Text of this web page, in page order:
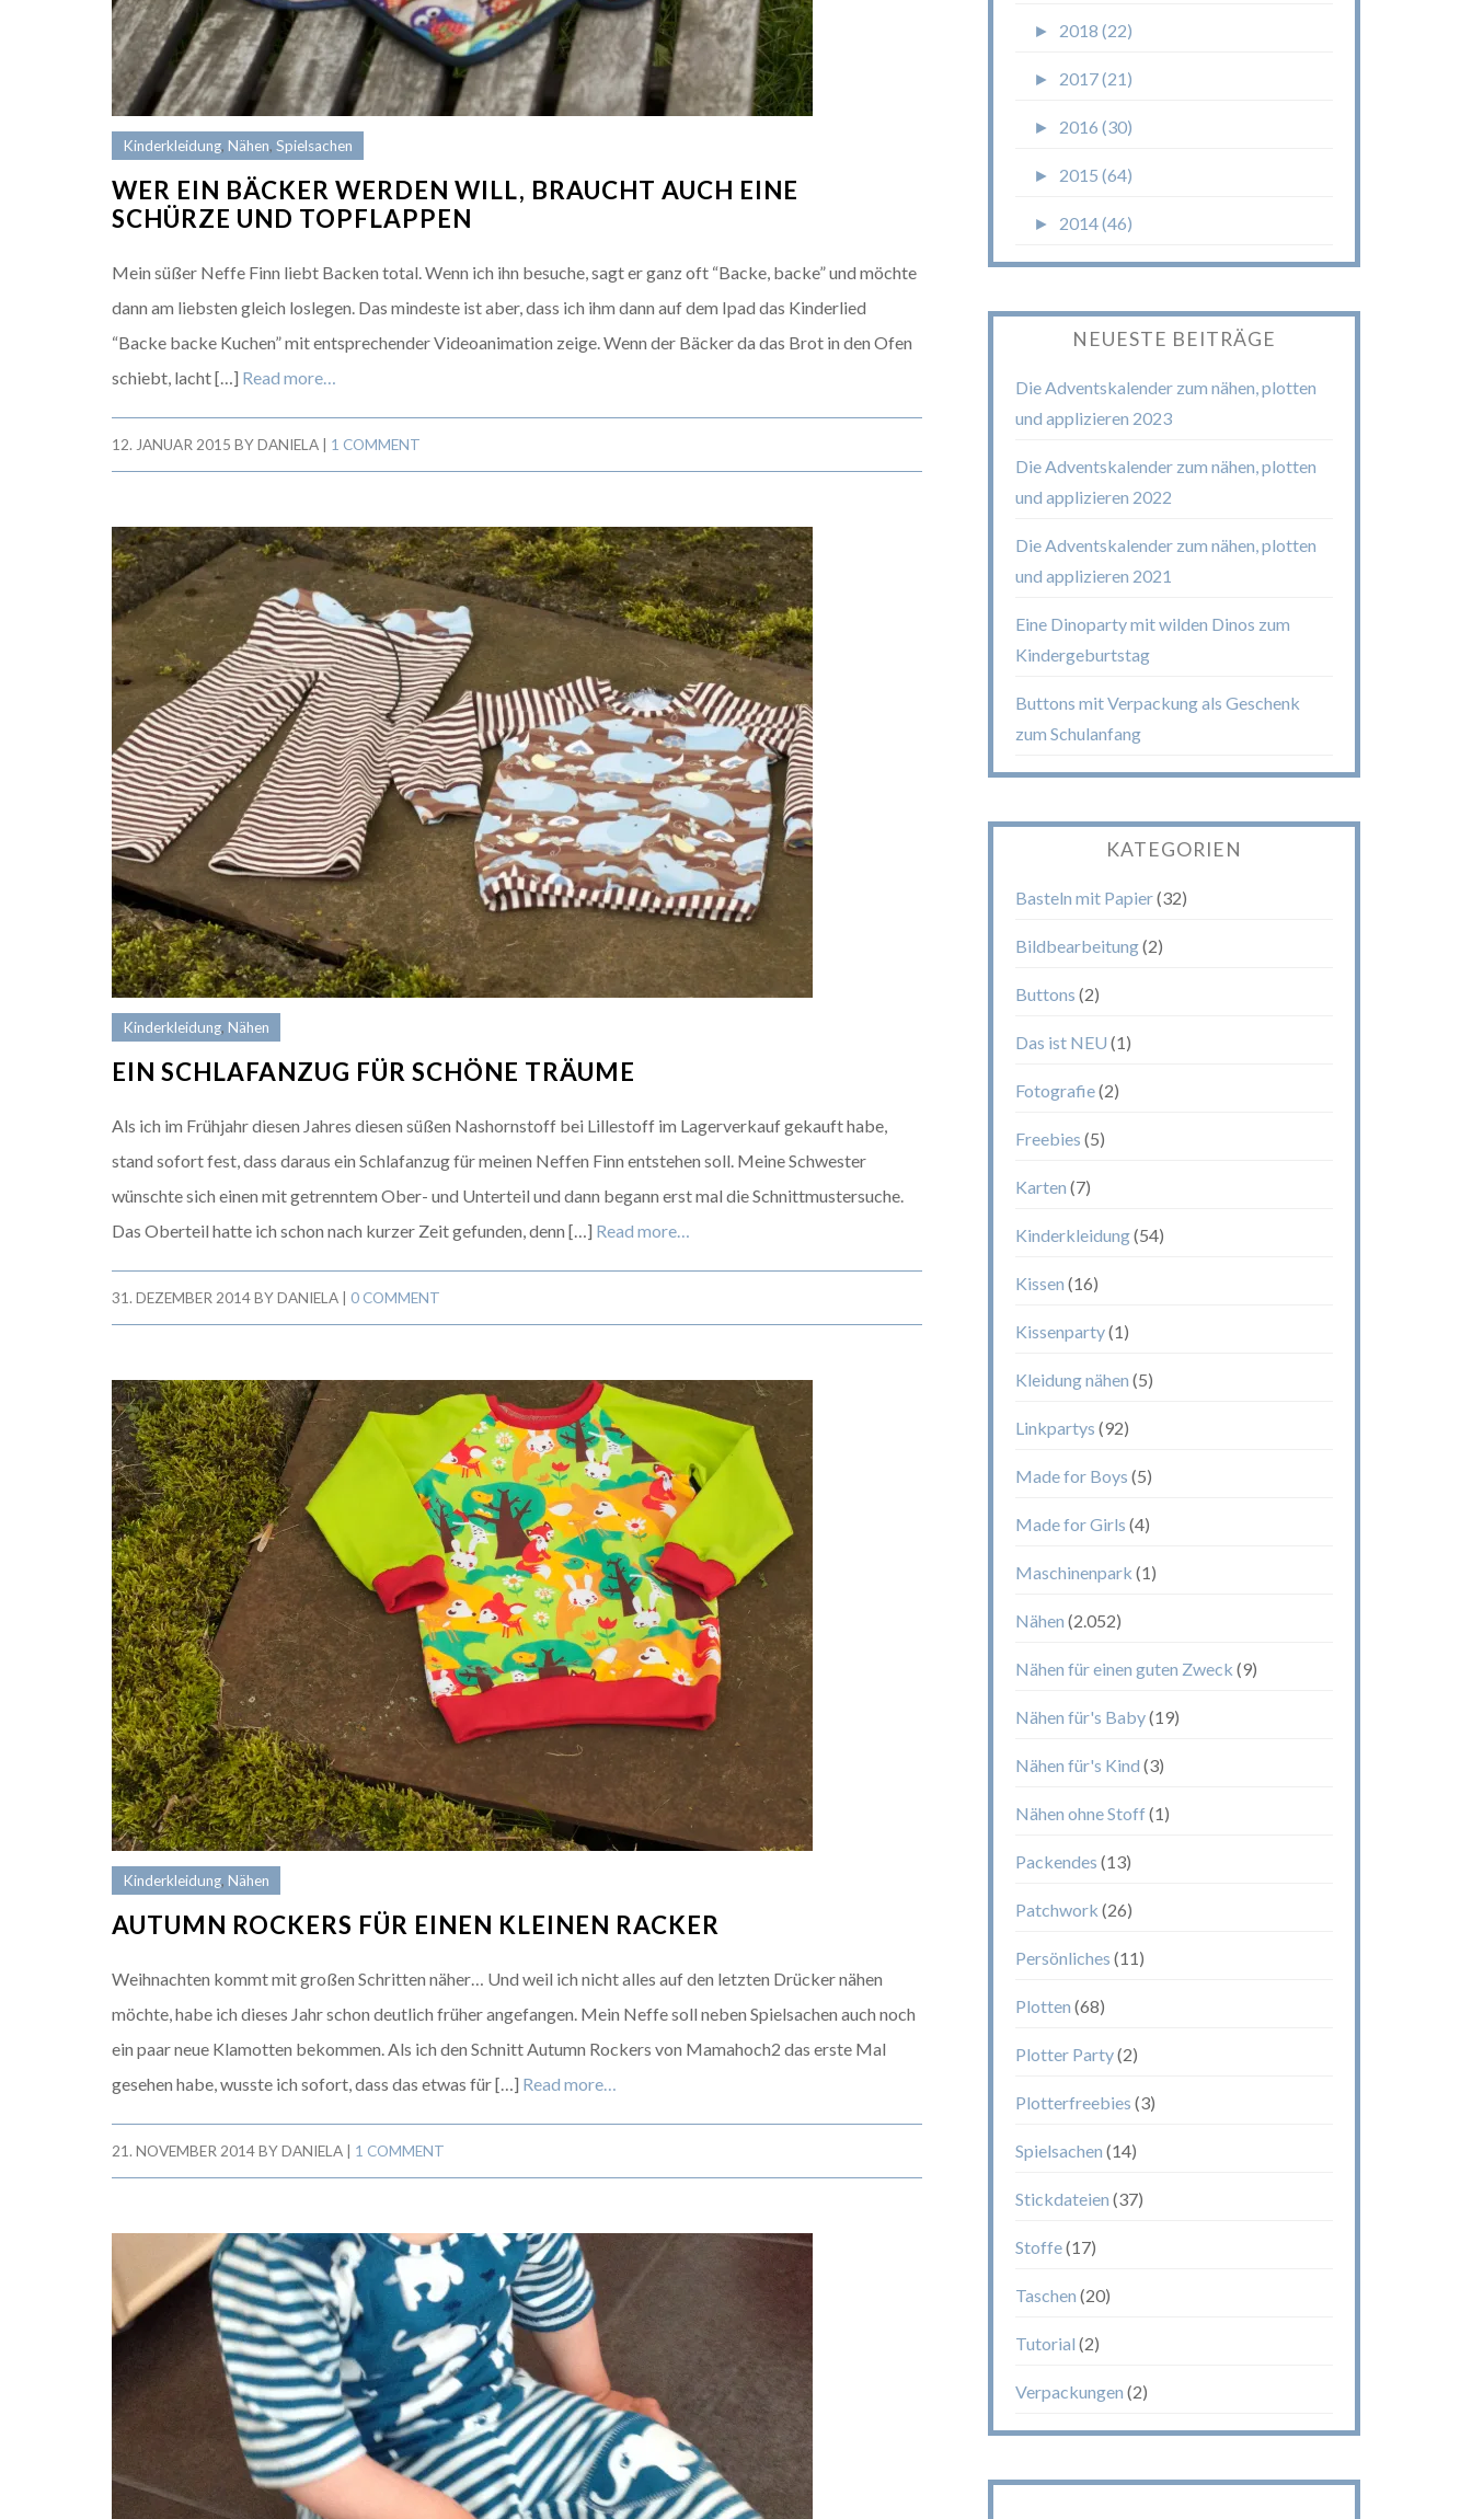
Kinderkleidung, Nähen, Spielsachen
WER EIN BÄCKER WERDEN WILL, BRAUCHT AUCH EINE
SCHÜRZE UND TOPFLAPPEN
Mein süßer Neffe Finn liebt Backen total. Wenn ich ihn besuche, sagt er ganz oft “Backe, backe” und möchte
dann am liebsten gleich loslegen. Das mindeste ist aber, dass ich ihm dann auf dem Ipad das Kinderlied
“Backe backe Kuchen” mit entsprechender Videoanimation zeige. Wenn der Bäcker da das Brot in den Ofen
schiebt, lacht […] Read more…
12. JANUAR 2015 BYDANIELA 1 COMMENT
Kinderkleidung, Nähen
EIN SCHLAFANZUG FÜR SCHÖNE TRÄUME
Als ich im Frühjahr diesen Jahres diesen süßen Nashornstoff bei Lillestoff im Lagerverkauf gekauft habe,
stand sofort fest, dass daraus ein Schlafanzug für meinen Neffen Finn entstehen soll. Meine Schwester
wünschte sich einen mit getrenntem Ober- und Unterteil und dann begann erst mal die Schnittmustersuche.
Das Oberteil hatte ich schon nach kurzer Zeit gefunden, denn […] Read more…
31. DEZEMBER 2014BYDANIELA 0 COMMENT
Kinderkleidung, Nähen
AUTUMN ROCKERS FÜR EINEN KLEINEN RACKER
Weihnachten kommt mit großen Schritten näher… Und weil ich nicht alles auf den letzten Drücker nähen
möchte, habe ich dieses Jahr schon deutlich früher angefangen. Mein Neffe soll neben Spielsachen auch noch
ein paar neue Klamotten bekommen. Als ich den Schnitt Autumn Rockers von Mamahoch2 das erste Mal
gesehen habe, wusste ich sofort, dass das etwas für […] Read more…
21. NOVEMBER 2014BYDANIELA 1 COMMENT
► 2018 (22)
► 2017 (21)
► 2016 (30)
► 2015 (64)
► 2014 (46)
NEUESTE BEITRÄGE
Die Adventskalender zum nähen, plotten
und applizieren 2023
Die Adventskalender zum nähen, plotten
und applizieren 2022
Die Adventskalender zum nähen, plotten
und applizieren 2021
Eine Dinoparty mit wilden Dinos zum
Kindergeburtstag
Buttons mit Verpackung als Geschenk
zum Schulanfang
KATEGORIEN
Basteln mit Papier(32)
Bildbearbeitung(2)
Buttons (2)
Das ist NEU (1)
Fotografie(2)
Freebies (5)
Karten (7)
Kinderkleidung(54)
Kissen (16)
Kissenparty(1)
Kleidung nähen (5)
Linkpartys (92)
Made for Boys (5)
Made for Girls (4)
Maschinenpark (1)
Nähen (2.052)
Nähen für einen guten Zweck (9)
Nähen für's Baby(19)
Nähen für's Kind (3)
Nähen ohne Stoff (1)
Packendes (13)
Patchwork (26)
Persönliches (11)
Plotten (68)
Plotter Party(2)
Plotterfreebies (3)
Spielsachen (14)
Stickdateien (37)
Stoffe(17)
Taschen (20)
Tutorial (2)
Verpackungen (2)